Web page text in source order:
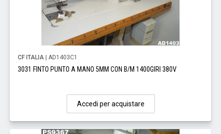
CF ITALIA | AD1403C1
3031 FINTO PUNTO A MANO 5MM CON B/M 1400GIRI 380V
Accedi per acquistare